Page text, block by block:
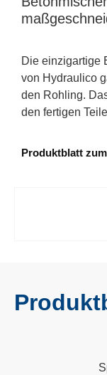
Die einzigartige
von Hydraulico
den Rohling.
den fertigen
Produktblatt